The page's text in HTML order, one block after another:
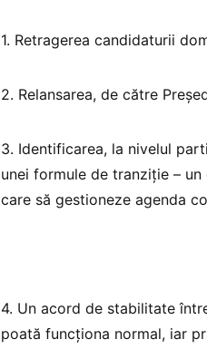
1. Retragerea candidaturii
2. Relansarea, de către
3. Identificarea, la nivelul
unei formule de tranziție –
care să gestioneze agenda
4. Un acord de stabilitate
poată funcționa normal, iar